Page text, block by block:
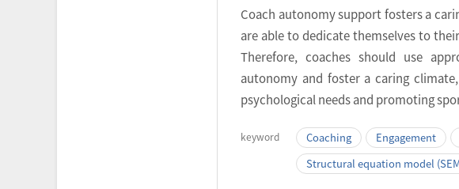
Coach autonomy support fosters a
are able to dedicate themselves to
Therefore, coaches should use
autonomy and foster a caring
psychological needs and promoting
keyword Coaching Engagement
Structural equation model